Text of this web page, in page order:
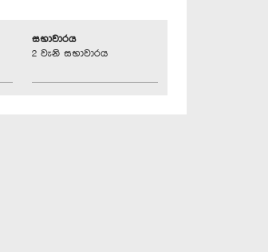
සභාවාරය
2 වැනි සභාවාරය